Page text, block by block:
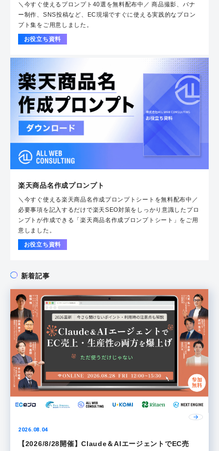
＼今すぐ使えるプロンプト40選を無料配布中／ 商品撮影、バナ
ー制作、SNS投稿など、EC現場ですぐに使える実践的なプロン
プト集をご用意しました。
お役立ち資料
楽天商品名作成プロンプト
＼今すぐ使える楽天商品名作成プロンプトシートを無料配布中／
必要事項を記入するだけで楽天SEO対策をしっかり意識したプロ
ンプトが作成できる「楽天商品名作成プロンプトシート」をご用
意しました。
お役立ち資料
新着記事
2026.08.04
【2026/8/28開催】Claude＆AIエージェントでEC売